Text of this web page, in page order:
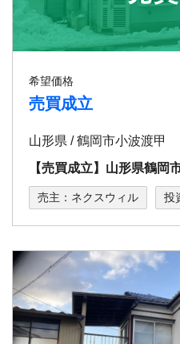
希望価格
売買成立
山形県 / 鶴岡市小波渡甲
【売買成立】山形県鶴岡
売主：ネクスウィル 投